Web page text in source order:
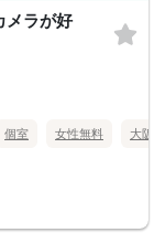
メラが好
個室 女性無料 大阪府